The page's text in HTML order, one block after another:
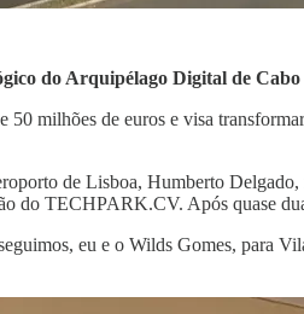
do Arquipélago Digital de
milhões de euros e visa
de Lisboa, Humberto
do TECHPARK.CV. Após quase
eu e o Wilds Gomes, para